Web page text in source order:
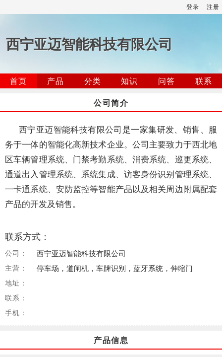
登录 注册
西宁亚迈智能科技有限公司
首页 产品 分类 知识 问答
联系
公司简介
西宁亚迈智能科技有限公司是一家集研发、销售、服
务于一体的智能化高新技术企业。公司主要致力于西北地
区车辆管理系统、门禁考勤系统、消费系统、巡更系统、
通道出入管理系统、系统集成、访客身份识别管理系统、
一卡通系统、安防监控等智能产品以及相关周边附属配套
产品的开发及销售。
联系方式：
公司： 西宁亚迈智能科技有限公司
主营： 停车场，道闸机，车牌识别，蓝牙系统，伸缩门
地址：
联系：
手机：
产品信息